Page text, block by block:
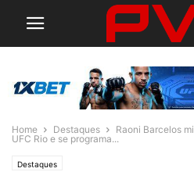
Home Destaques
Raoni Barcelos
UFC Rio e se programa...
Destaques